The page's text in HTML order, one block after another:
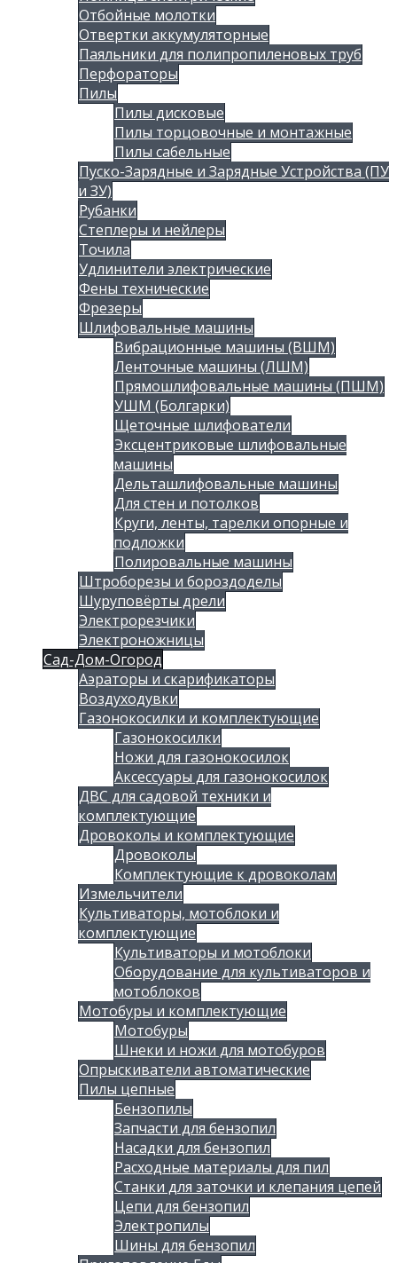
Отбойные молотки
Отвертки аккумуляторные
Паяльники для полипропиленовых труб
Перфораторы
Пилы
Пилы дисковые
Пилы торцовочные и монтажные
Пилы сабельные
Пуско-Зарядные и Зарядные Устройства (ПУ
и ЗУ)
Рубанки
Степлеры и нейлеры
Точила
Удлинители электрические
Фены технические
Фрезеры
Шлифовальные машины
Вибрационные машины (ВШМ)
Ленточные машины (ЛШМ)
Прямошлифовальные машины (ПШМ)
УШМ (Болгарки)
Щеточные шлифователи
Эксцентриковые шлифовальные
машины
Дельташлифовальные машины
Для стен и потолков
Круги, ленты, тарелки опорные и
подложки
Полировальные машины
Штроборезы и бороздоделы
Шуруповёрты дрели
Электрорезчики
Электроножницы
Сад-Дом-Огород
Аэраторы и скарификаторы
Воздуходувки
Газонокосилки и комплектующие
Газонокосилки
Ножи для газонокосилок
Аксессуары для газонокосилок
ДВС для садовой техники и
комплектующие
Дровоколы и комплектующие
Дровоколы
Комплектующие к дровоколам
Измельчители
Культиваторы, мотоблоки и
комплектующие
Культиваторы и мотоблоки
Оборудование для культиваторов и
мотоблоков
Мотобуры и комплектующие
Мотобуры
Шнеки и ножи для мотобуров
Опрыскиватели автоматические
Пилы цепные
Бензопилы
Запчасти для бензопил
Насадки для бензопил
Расходные материалы для пил
Станки для заточки и клепания цепей
Цепи для бензопил
Электропилы
Шины для бензопил